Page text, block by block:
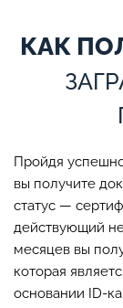
КАК
Пройдя
вы получите
статус —
действующий
месяцев вы
которая
основании ID-